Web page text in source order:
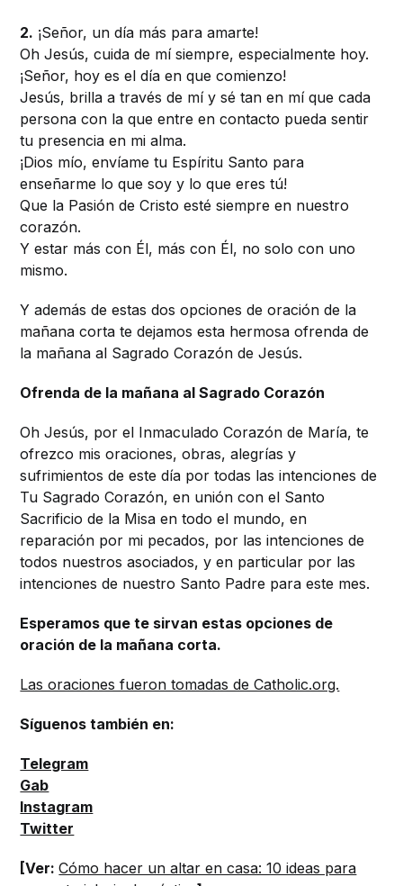
2. ¡Señor, un día más para amarte!
Oh Jesús, cuida de mí siempre, especialmente hoy.
¡Señor, hoy es el día en que comienzo!
Jesús, brilla a través de mí y sé tan en mí que cada
persona con la que entre en contacto pueda sentir
tu presencia en mi alma.
¡Dios mío, envíame tu Espíritu Santo para
enseñarme lo que soy y lo que eres tú!
Que la Pasión de Cristo esté siempre en nuestro
corazón.
Y estar más con Él, más con Él, no solo con uno
mismo.
Y además de estas dos opciones de oración de la
mañana corta te dejamos esta hermosa ofrenda de
la mañana al Sagrado Corazón de Jesús.
Ofrenda de la mañana al Sagrado Corazón
Oh Jesús, por el Inmaculado Corazón de María, te
ofrezco mis oraciones, obras, alegrías y
sufrimientos de este día por todas las intenciones de
Tu Sagrado Corazón, en unión con el Santo
Sacrificio de la Misa en todo el mundo, en
reparación por mi pecados, por las intenciones de
todos nuestros asociados, y en particular por las
intenciones de nuestro Santo Padre para este mes.
Esperamos que te sirvan estas opciones de
oración de la mañana corta.
Las oraciones fueron tomadas de Catholic.org.
Síguenos también en:
Telegram
Gab
Instagram
Twitter
[Ver:Cómo hacer un altar en casa: 10 ideas para